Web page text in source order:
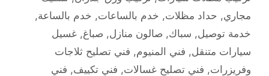
مجاري, حداد مظلات, خدم بالساعات, خدم بالساعة,
خدمة توصيل, سباك, صالون منازل, صباغ, غسيل
سيارات متنقل, فني المنيوم, فني تصليح ثلاجات
وفريزرات, فني تصليح غسالات, فني تكييف, فني